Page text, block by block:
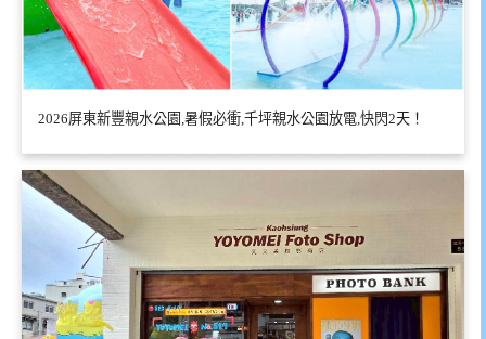
2026屏東新豐親水公園,暑假必衝,千坪親水公園放電,快閃2天！